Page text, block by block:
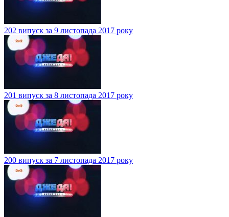
202 випуск за 9 листопада 2017 року
201 випуск за 8 листопада 2017 року
200 випуск за 7 листопада 2017 року